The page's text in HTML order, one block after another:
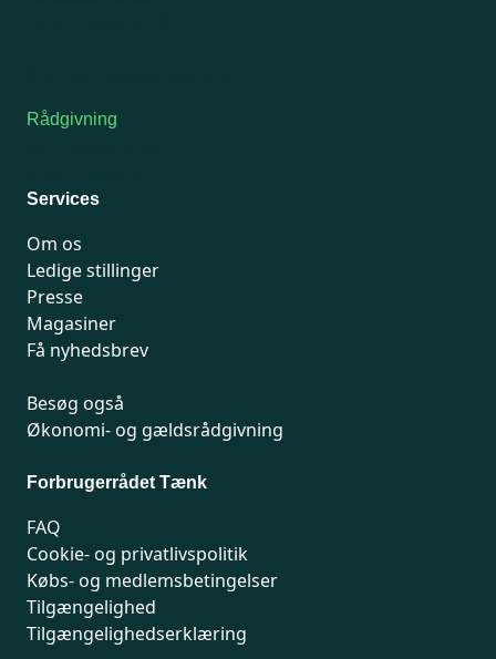
Rådgivning
Services
Om os
Ledige stillinger
Presse
Magasiner
Få nyhedsbrev
Besøg også
Økonomi- og gældsrådgivning
Forbrugerrådet Tænk
FAQ
Cookie- og privatlivspolitik
Købs- og medlemsbetingelser
Tilgængelighed
Tilgængelighedserklæring